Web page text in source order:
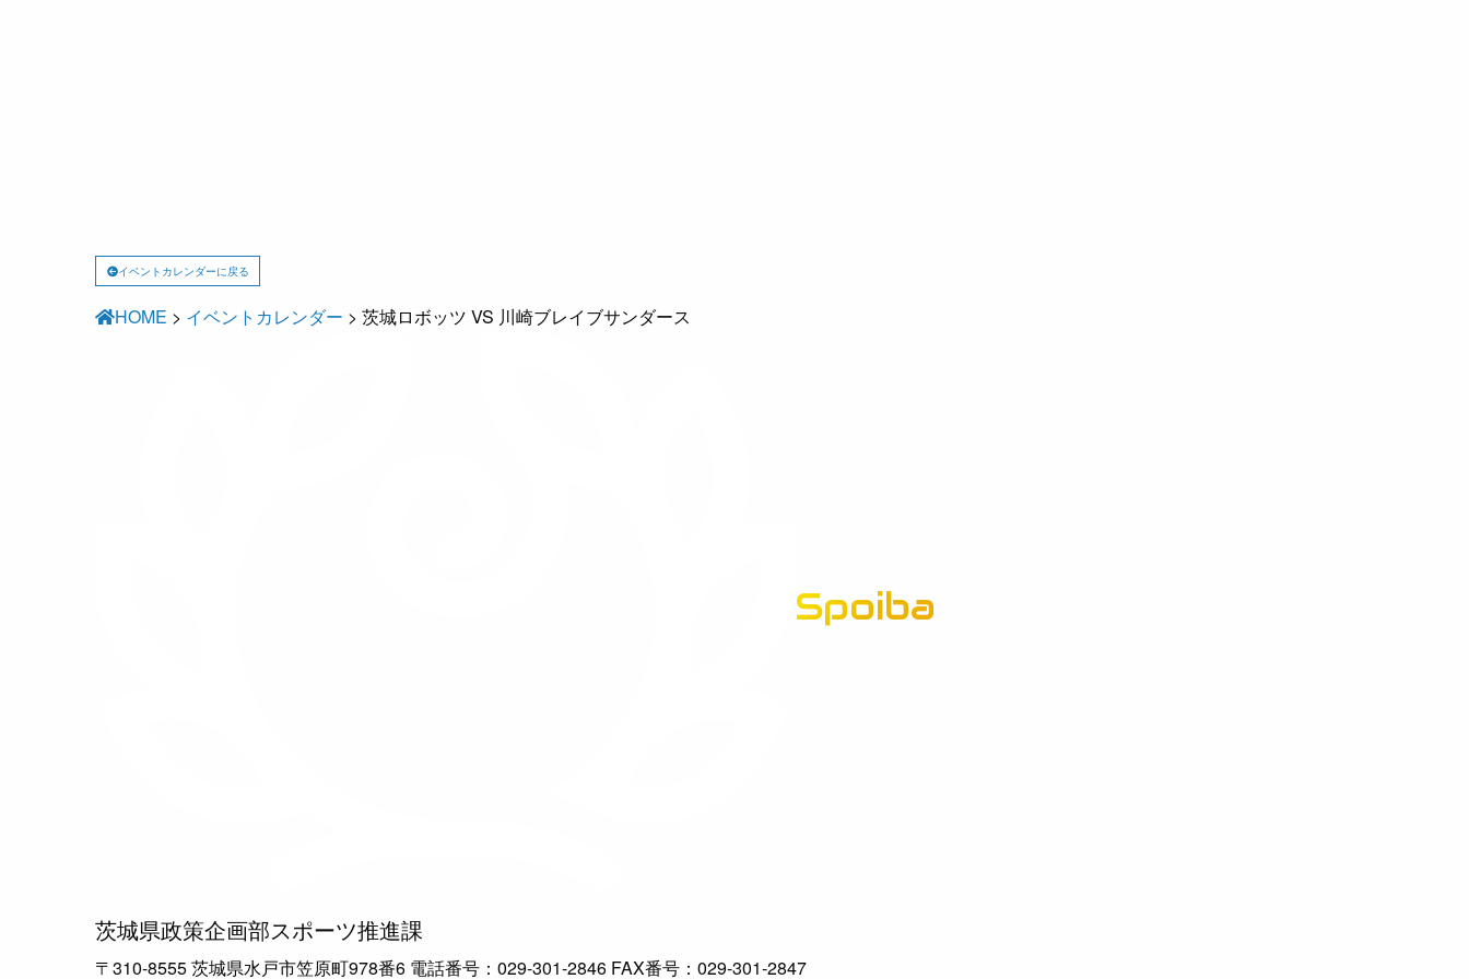
イベントカレンダーに戻る
HOME > イベントカレンダー > 茨城ロボッツ VS 川崎ブレイブサンダース
Spoiba
茨城県政策企画部スポーツ推進課
〒310-8555 茨城県水戸市笠原町978番6 電話番号：029-301-2846 FAX番号：029-301-2847